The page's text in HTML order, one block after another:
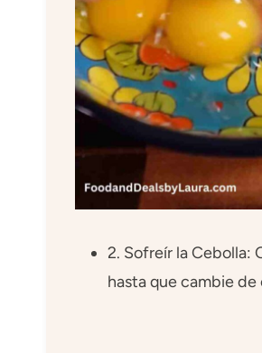
2. Sofreír la Cebolla:
hasta que cambie de